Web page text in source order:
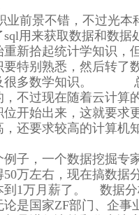
前景不错，不过光本
用来获取数据和数据
新拾起统计学知识，
特别熟悉，然后转了
多数学知识。
不过现在随着云计算
开始出来，这就要求
还要求较高的计算机
子，一个数据挖掘专
万左右，现在搞数据
1万月薪了。
数据分
是国家ZF部门、企事